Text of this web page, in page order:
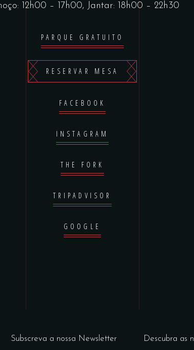
12h00 – 17h00, Jantar: 18h00 – 22h30
PARQUE GRATUITO
RESERVAR MESA
FACEBOOK
INSTAGRAM
THE FORK
TRIPADVISOR
GOOGLE
Subscreva a nossa Newsletter Descubra as